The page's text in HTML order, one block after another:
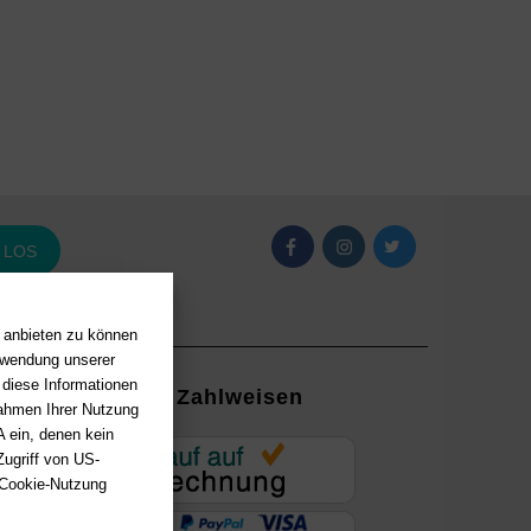
zu können
unserer
Informationen
Ihrer Nutzung
ein, denen kein
von US-
Nutzung
LOS
mit
Zahlweisen